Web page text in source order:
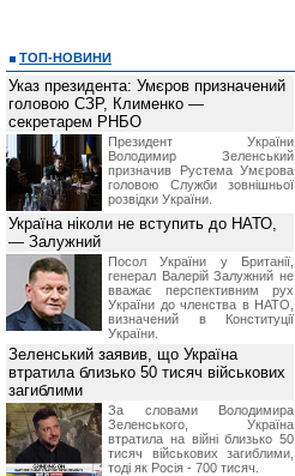
ТОП-НОВИНИ
Указ президента: Умєров призначений
головою СЗР, Клименко —
секретарем РНБО
Президент України
Володимир Зеленський
призначив Pустема Умєрова
головою Служби зовнішньої
розвідки України.
Україна ніколи не вступить до НАТО,
— Залужний
Посол України у Британії,
генерал Валерій Залужний не
вважає перспективним рух
України до членства в НАТО,
визначений в Конституції
України.
Зеленський заявив, що Україна
втратила близько 50 тисяч військових
загиблими
За словами Володимира
Зеленського, Україна
втратила на війні близько 50
тисяч військових загиблими,
тоді як Росія - 700 тисяч.